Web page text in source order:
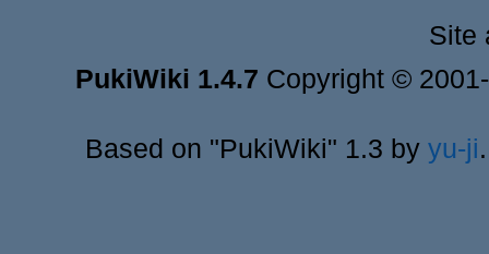
Site
PukiWiki 1.4.7 Copyright ©
Based on "PukiWiki" 1.3 by yu-ji